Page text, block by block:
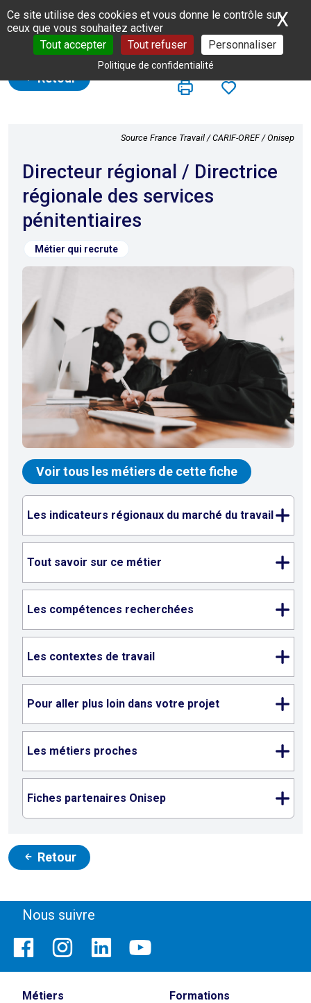
Panneau de gestion des cookies
Ce site utilise des cookies et vous donne le contrôle sur
ceux que vous souhaitez activer
Tout accepter
Tout refuser Personnaliser
Politique de confidentialité
X
Retour
Source France Travail / CARIF-OREF / Onisep
Directeur régional / Directrice
régionale des services
pénitentiaires
Métier qui recrute
Voir tous les métiers de cette fiche
Les indicateurs régionaux du marché du travail
Tout savoir sur ce métier
Les compétences recherchées
Les contextes de travail
Pour aller plus loin dans votre projet
Les métiers proches
Fiches partenaires Onisep
Retour
Nous suivre
Métiers
Formations